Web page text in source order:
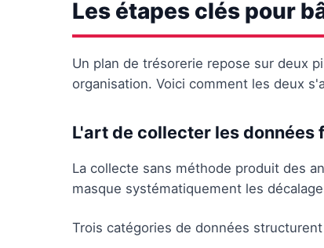
Les étapes clés pour
Un plan de trésorerie repose sur deux
organisation. Voici comment les deux
L'art de collecter les données
La collecte sans méthode produit des
masque systématiquement les
Trois catégories de données